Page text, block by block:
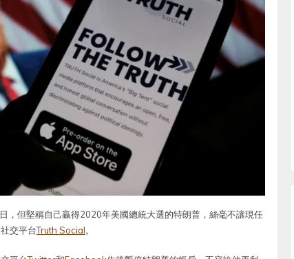
，但堅稱自己贏得2020年美國總統大選的特朗普，絲毫不讓現任
交平台Truth Social。